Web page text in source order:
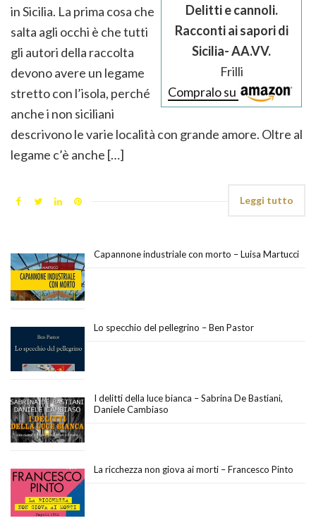
Delitti e cannoli.
Racconti ai sapori di
Sicilia- AA.VV.
Frilli
Compralo su
in Sicilia. La prima cosa che
salta agli occhi è che tutti
gli autori della raccolta
devono avere un legame
stretto con l’isola, perché
anche i non siciliani
descrivono le varie località con grande amore. Oltre al
legame c’è anche […]
Leggi tutto
Capannone industriale con morto – Luisa Martucci
Lo specchio del pellegrino – Ben Pastor
I delitti della luce bianca – Sabrina De Bastiani,
Daniele Cambiaso
La ricchezza non giova ai morti – Francesco Pinto